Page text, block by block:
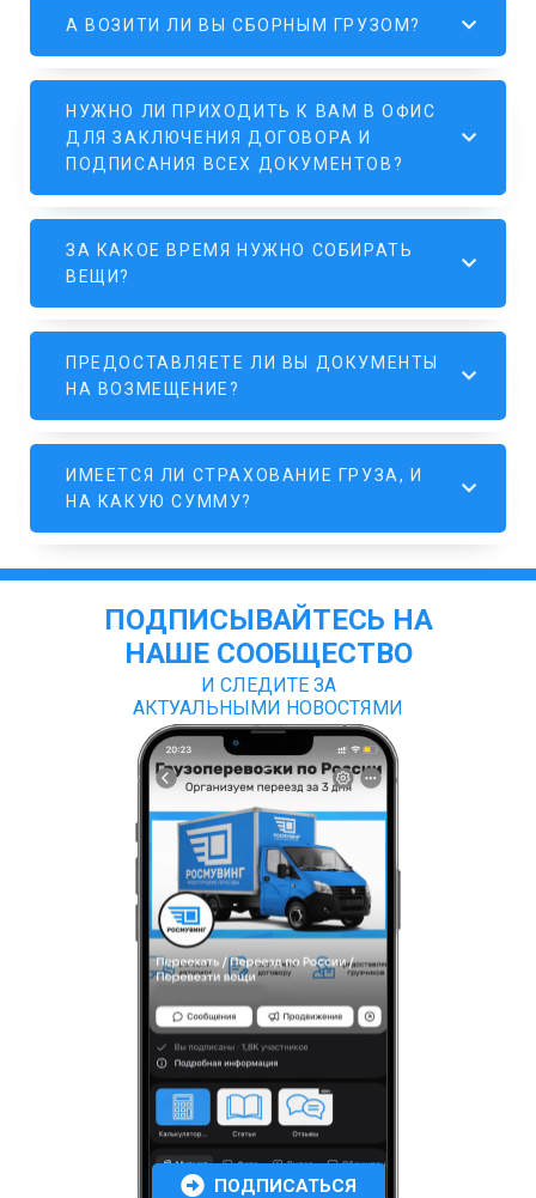
А ВОЗИТИ ЛИ ВЫ СБОРНЫМ ГРУЗОМ?
НУЖНО ЛИ ПРИХОДИТЬ К ВАМ В ОФИС
ДЛЯ ЗАКЛЮЧЕНИЯ ДОГОВОРА И
ПОДПИСАНИЯ ВСЕХ ДОКУМЕНТОВ?
ЗА КАКОЕ ВРЕМЯ НУЖНО СОБИРАТЬ
ВЕЩИ?
ПРЕДОСТАВЛЯЕТЕ ЛИ ВЫ ДОКУМЕНТЫ
НА ВОЗМЕЩЕНИЕ?
ИМЕЕТСЯ ЛИ СТРАХОВАНИЕ ГРУЗА, И
НА КАКУЮ СУММУ?
ПОДПИСЫВАЙТЕСЬ НА
НАШЕ СООБЩЕСТВО
И СЛЕДИТЕ ЗА
АКТУАЛЬНЫМИ НОВОСТЯМИ
ПОДПИСАТЬСЯ